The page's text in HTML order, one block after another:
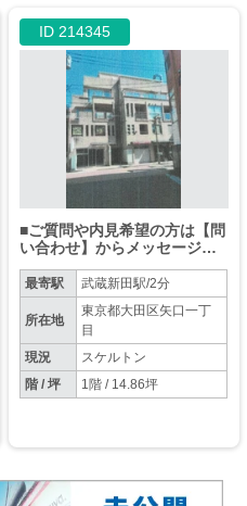
ID 214345
■ご質問や内見希望の方は【問
い合わせ】からメッセージを
控えください。
最寄駅 武蔵新田駅/2分
所在地
東京都大田区矢口一丁
目
現況
スケルトン
階 / 坪
1階 / 14.86坪